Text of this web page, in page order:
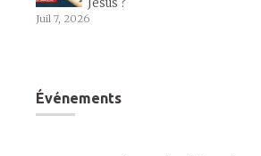
Juil 7, 2026
Événements